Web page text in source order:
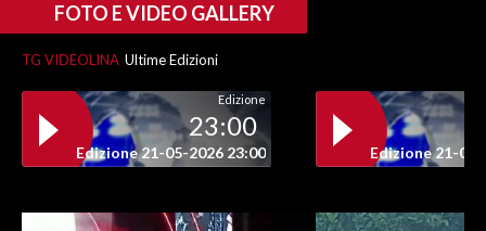
FOTO E VIDEO GALLERY
TG VIDEOLINA Ultime Edizioni
Edizione
23:00
Edizione 21-05-2026 23:00 Edizione 21-05-